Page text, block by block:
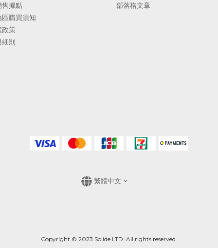
據點
購買須知
策
則
部落格文章
繁體中文
Copyright © 2023 Solide LTD. All rights reserved.